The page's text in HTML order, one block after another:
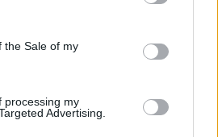
Google and its third-party tags to
specified purposes in below Google
the Sale of my
processing my
Advertising.
Szabadidőközpont